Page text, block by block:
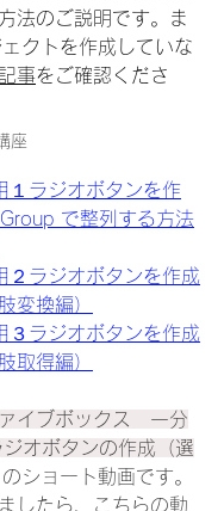
座
法のご説明です。ま
クトを作成していな
事をご確認くださ
ラジオボタンを作
で整列する方法
２ ラジオボタンを作成
変換編）
３ラジオボタンを作成
取得編）
イブボックス　一分
オボタンの作成（選
のショート動画です。
したら、こちらの動